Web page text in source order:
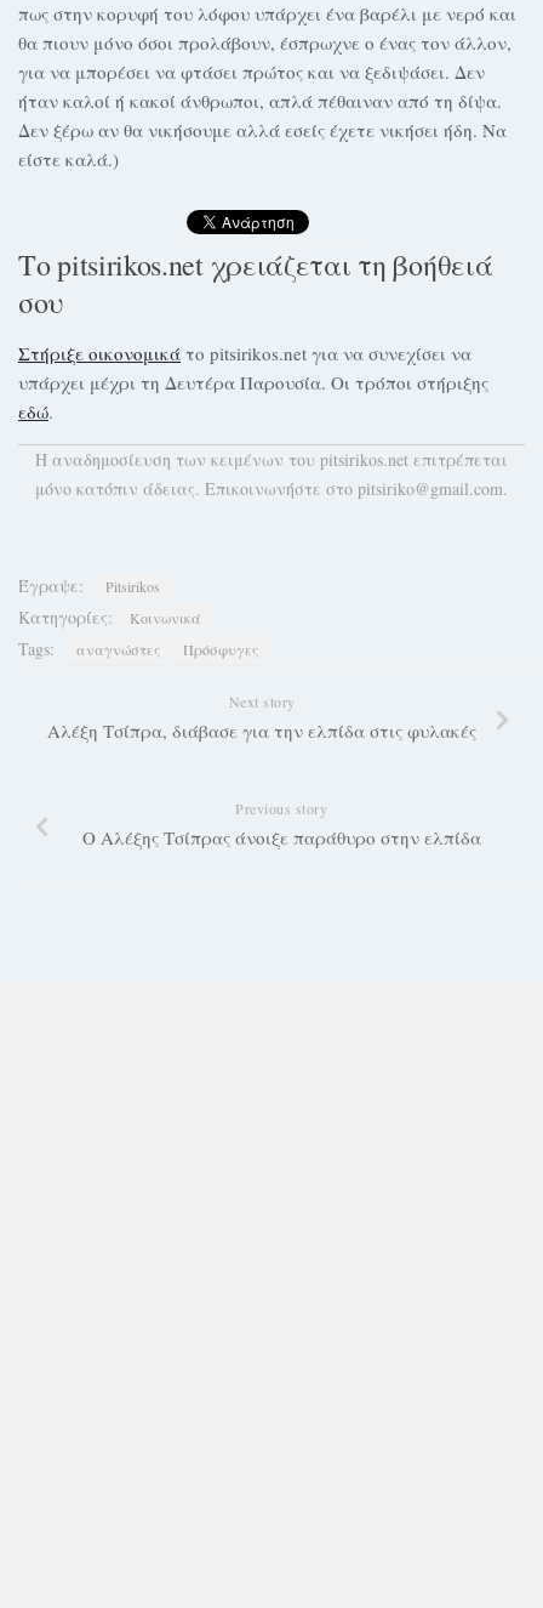
πως στην κορυφή του λόφου υπάρχει ένα βαρέλι με νερό και
θα πιουν μόνο όσοι προλάβουν, έσπρωχνε ο ένας τον άλλον,
για να μπορέσει να φτάσει πρώτος και να ξεδιψάσει. Δεν
ήταν καλοί ή κακοί άνθρωποι, απλά πέθαιναν από τη δίψα.
Δεν ξέρω αν θα νικήσουμε αλλά εσείς έχετε νικήσει ήδη. Να
είστε καλά.)
Το pitsirikos.net χρειάζεται τη βοήθειά
σου
Στήριξε οικονομικά το pitsirikos.net για να συνεχίσει να
υπάρχει μέχρι τη Δευτέρα Παρουσία. Οι τρόποι στήριξης
εδώ.
H αναδημοσίευση των κειμένων του pitsirikos.net επιτρέπεται
μόνο κατόπιν άδειας. Επικοινωνήστε στο pitsiriko@gmail.com.
Έγραψε: Pitsirikos
Κατηγορίες: Κοινωνικά
Tags: αναγνώστες Πρόσφυγες
Next story
Αλέξη Τσίπρα, διάβασε για την ελπίδα στις φυλακές
Previous story
Ο Αλέξης Τσίπρας άνοιξε παράθυρο στην ελπίδα